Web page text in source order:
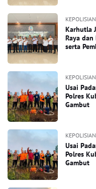
KEPOLISIAN
Karhutla
Raya dan
serta
KEPOLISIAN
Usai
Polres
Gambut
KEPOLISIAN
Usai
Polres
Gambut